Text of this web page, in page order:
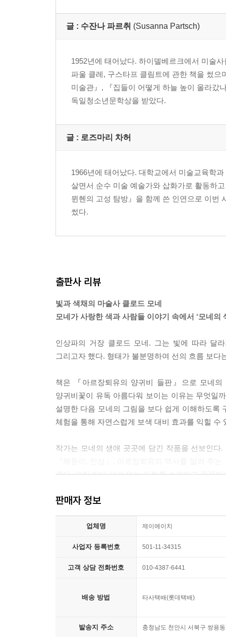
글 : 수잔나 파르취 (Susanna Partsch)
1952년에 태어났다. 하이델베르크에서 미술
파울 클레, 구스타프 클림트에 관한 책을 썼
미술관』, 『집들이 어떻게 하늘 높이 올라갔
독일청소년문학상을 받았다.
글 : 로즈마리 차허
1966년에 태어났다. 대학교에서 미술교육학
살면서 순수 미술 예술가와 삽화가로 활동하
뮌헨의 고성 탐방』을 함께 쓴 인연으로 이번
썼다.
출판사 리뷰
빛과 색채의 마술사 클로드 모네
모네가 사랑한 색과 사람들 이야기 속에서 ‘모네의
인상파의 거장 클로드 모네. 그는 빛에 따라 달
그리고자 했다. 형태가 불분명하여 선의 흐름 보
책은 『아르장퇴유의 양귀비 들판』으로 모네
양귀비꽃이 유독 아름다워 보이는 이유는 무엇일
설명한 다음 모네의 그림을 보다 쉽게 이해하도록
체험을 통해 자연스럽게 보색 대비 효과를 익힐 수
작가는 모네의 생애 곳곳에 담긴 작품을 선보인
준다. 그림 마다 담겨 있는 일화를 소개하고 꼼꼼
모네와 순간을 그린 화가들
체험을 통해 인상파 화가들의 기법과 현대 미술의
마네와 르누아르 작품을 넣어 그들의 끈끈한 관계
인상파는 순간의 인상을 색으로 표현하였다. 새
부흐홀츠까지 소개하면서 ‘순간을 그린 화가들’ 이
판매자 정보
업체명 제이에이치
사업자 등록번호 501-11-34315
고객 상담 전화번호 010-4387-6441
배송 방법 타사택배(롯데택배)
발송지 주소 충청남도 천안시 서북구 쌍용